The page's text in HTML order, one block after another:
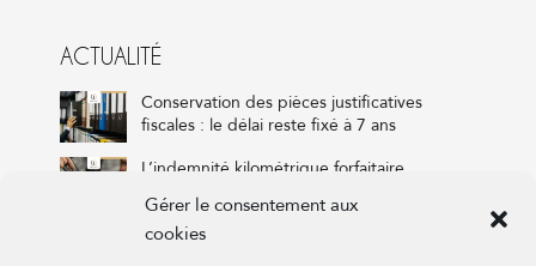
Gérer le consentement aux
cookies
ACTUALITÉ
Conservation des pièces justificatives
fiscales : le délai reste fixé à 7 ans
L’indemnité kilométrique forfaitaire,
VVPRbis et réserve de liquidation : que va